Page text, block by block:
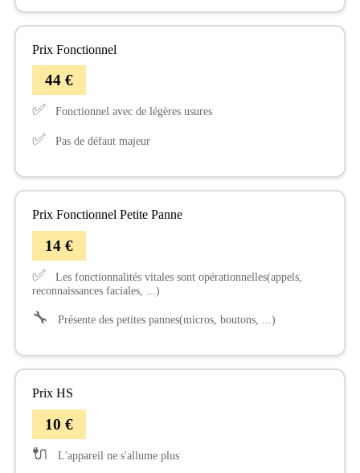
Prix Fonctionnel
44 €
✅ Fonctionnel avec de légères usures
✅ Pas de défaut majeur
Prix Fonctionnel Petite Panne
14 €
✅
Les fonctionnalités vitales sont opérationnelles(appels,
reconnaissances faciales, ...)
🔧 Présente des petites pannes(micros, boutons, ...)
Prix HS
10 €
🔌 L'appareil ne s'allume plus